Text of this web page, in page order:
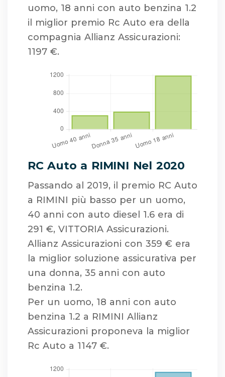
uomo, 18 anni con auto benzina 1.2
il miglior premio Rc Auto era della
compagnia Allianz Assicurazioni:
1197 €.
RC Auto a RIMINI Nel 2020
Passando al 2019, il premio RC Auto
a RIMINI più basso per un uomo,
40 anni con auto diesel 1.6 era di
291 €, VITTORIA Assicurazioni.
Allianz Assicurazioni con 359 € era
la miglior soluzione assicurativa per
una donna, 35 anni con auto
benzina 1.2.
Per un uomo, 18 anni con auto
benzina 1.2 a RIMINI Allianz
Assicurazioni proponeva la miglior
Rc Auto a 1147 €.